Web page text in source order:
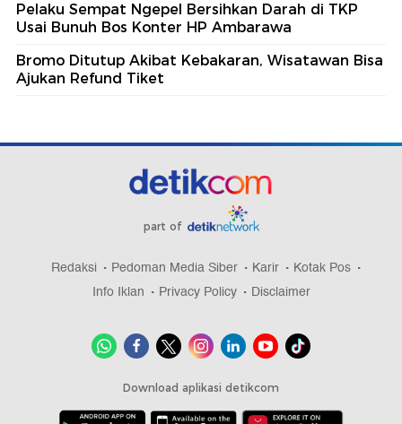
Pelaku Sempat Ngepel Bersihkan Darah di TKP
Usai Bunuh Bos Konter HP Ambarawa
Bromo Ditutup Akibat Kebakaran, Wisatawan Bisa
Ajukan Refund Tiket
part of
Redaksi Pedoman Media Siber Karir
Kotak Pos
Info Iklan
Privacy Policy Disclaimer
Download aplikasi detikcom